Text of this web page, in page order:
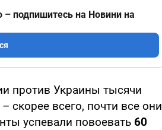
– подпишитесь на Новини на
против Украины тысячи
скорее всего, почти все они
успевали повоевать 60